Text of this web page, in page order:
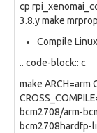
cp
3.8.y make
Compile
.. code-block:: c
make ARCH=arm
bcm2708/arm-
bcm2708hardfp-